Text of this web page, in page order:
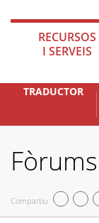
RECURSOS
I SERVEIS
TRADUCTOR
Compartiu